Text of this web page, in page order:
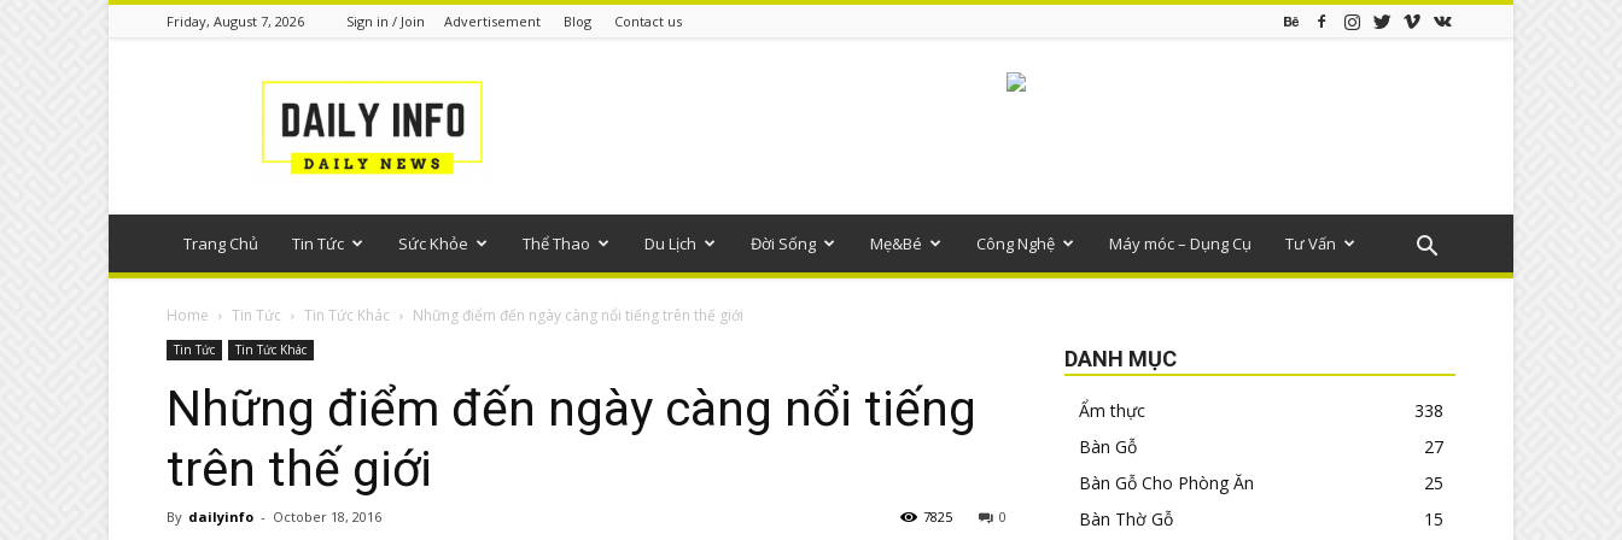
Friday, August 7, 2026 Sign in / Join Advertisement Blog Contact us
thông
Trang Chủ Tin Tức Sức Khỏe Thể Thao Du Lịch Đời Sống Mẹ&Bé Công Nghệ Máy móc – Dụng Cụ Tư Vấn
Home Tin Tức Tin Tức Khác Những điểm đến ngày càng nổi tiếng trên thế giới
Tin Tức Tin Tức Khác
Những điểm đến ngày càng nổi tiếng
trên thế giới
By dailyinfo - October 18, 2016 0
7825
DANH MỤC
Ẩm thực
338
Bàn Gỗ
27
Bàn Gỗ Cho Phòng Ăn
25
Bàn Thờ Gỗ
15